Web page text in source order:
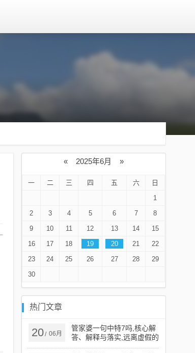
« 2025年6月 »
一 二 三 四 五 六
日
1
2
3 4 5 6 7
8
9
10 11 12 13 14
15
16
17 18 19 20 21
22
23
24 25 26 27 28
29
30
热门文章
20/ 06月
管家婆一句中特7吗,核心解
答、解释与落实,远离虚假的
假承诺牌